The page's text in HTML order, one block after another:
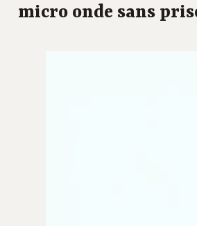
micro onde sans